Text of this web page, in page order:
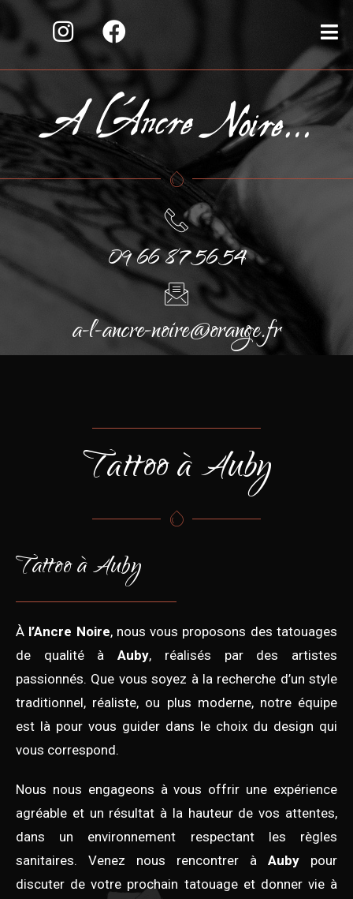
09 66 87 56 54
a-l-ancre-noire@orange.fr
Tattoo à Auby
Tattoo à Auby
À l’Ancre Noire, nous vous proposons des tatouages
de qualité àAuby, réalisés par des artistes
passionnés. Que vous soyez à la recherche d’un style
traditionnel, réaliste, ou plus moderne, notre équipe
est là pour vous guider dans le choix du design qui
vous correspond.
Nous nous engageons à vous offrir une expérience
agréable et un résultat à la hauteur de vos attentes,
dans un environnement respectant les règles
sanitaires. Venez nous rencontrer à Auby pour
discuter de votre prochain tatouage et donner vie à